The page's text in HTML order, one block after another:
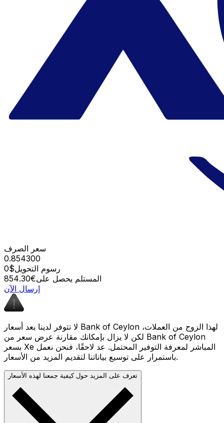
سعر الصرف
0.854300
رسوم التحويل$0
المستلم يحصل على€854.30
إرسال الآن
لا تتوفر لدينا بعد أسعار Bank of Ceylon لهذا الزوج من العملات،
لكن لا يزال بإمكانك مقارنة عرض سعر من Bank of Ceylon
بسعر Xe المباشر لمعرفة التوفير المحتمل. عد لاحقًا، فنحن نعمل
باستمرار على توسيع بياناتنا لتقديم المزيد من الأسعار.
تعرف على المزيد حول كيفية جمعنا لهذه الأسعار